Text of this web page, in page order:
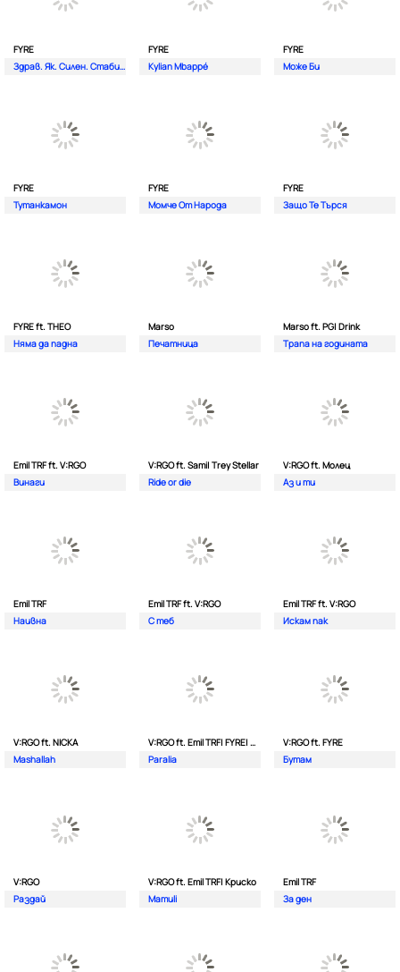
FYRE
Здрав. Як. Силен. Стабилен.
FYRE
Kylian Mbappé
FYRE
Може Би
FYRE
Тутанкамон
FYRE
Момче От Народа
FYRE
Защо Те Търся
FYRE ft. THEO
Няма да падна
Marso
Печатница
Marso ft. PG| Drink
Трапа на годината
Emil TRF ft. V:RGO
Винаги
V:RGO ft. Sami| Trey Stellar
Ride or die
V:RGO ft. Молец
Аз и ти
Emil TRF
Наивна
Emil TRF ft. V:RGO
С теб
Emil TRF ft. V:RGO
Искам пак
V:RGO ft. NICKA
Mashallah
V:RGO ft. Emil TRF| FYRE| 2Bona
Paralia
V:RGO ft. FYRE
Бутам
V:RGO
Раздай
V:RGO ft. Emil TRF| Криско
Mamuli
Emil TRF
За ден